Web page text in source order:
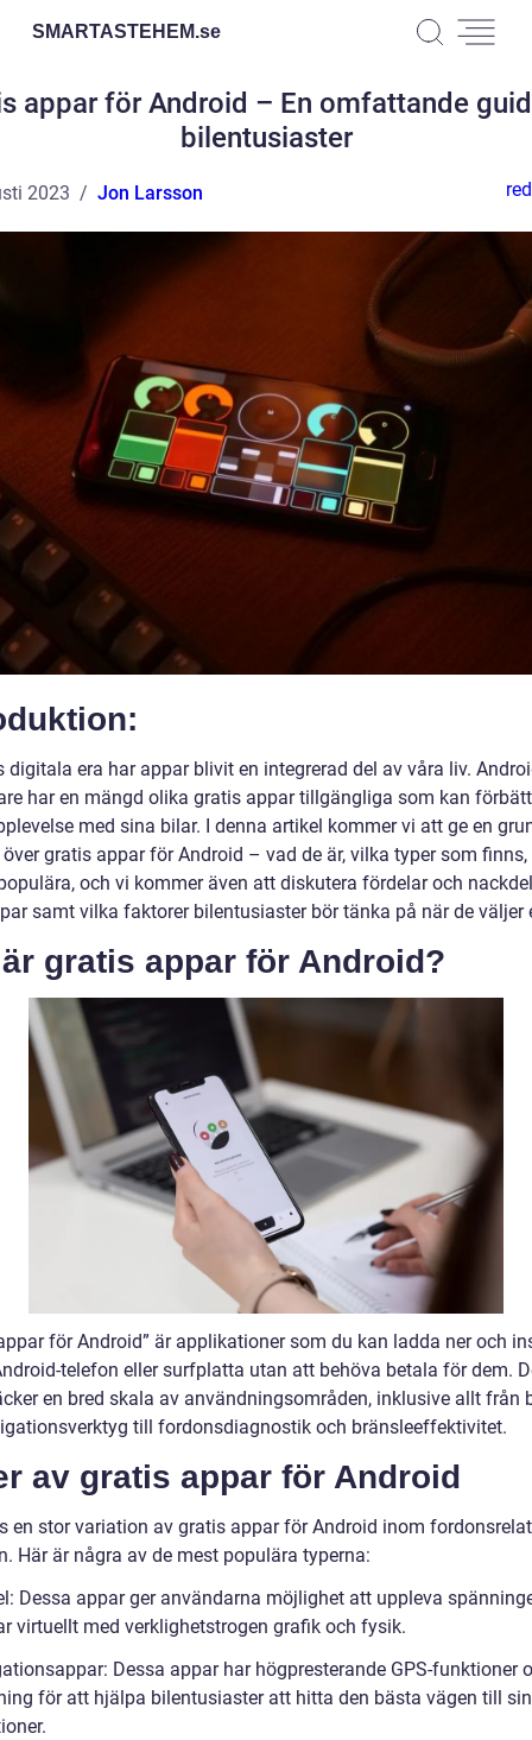
SMARTASTEHEM.se
appar för Android – En omfattande
bilentusiaster
2023 Jon Larsson
digitala era har appar blivit en integrerad del av våra liv.
har en mängd olika gratis appar tillgängliga som kan
med sina bilar. I denna artikel kommer vi att ge en
gratis appar för Android – vad de är, vilka typer som
och vi kommer även att diskutera fördelar och
samt vilka faktorer bilentusiaster bör tänka på när de väljer
gratis appar för Android?
för Android” är applikationer som du kan ladda ner och
telefon eller surfplatta utan att behöva betala för dem.
en bred skala av användningsområden, inklusive allt från
till fordonsdiagnostik och bränsleeffektivitet.
av gratis appar för Android
en stor variation av gratis appar för Android inom
Här är några av de mest populära typerna:
Dessa appar ger användarna möjlighet att uppleva
virtuellt med verklighetstrogen grafik och fysik.
Dessa appar har högpresterande GPS-funktioner
för att hjälpa bilentusiaster att hitta den bästa vägen till